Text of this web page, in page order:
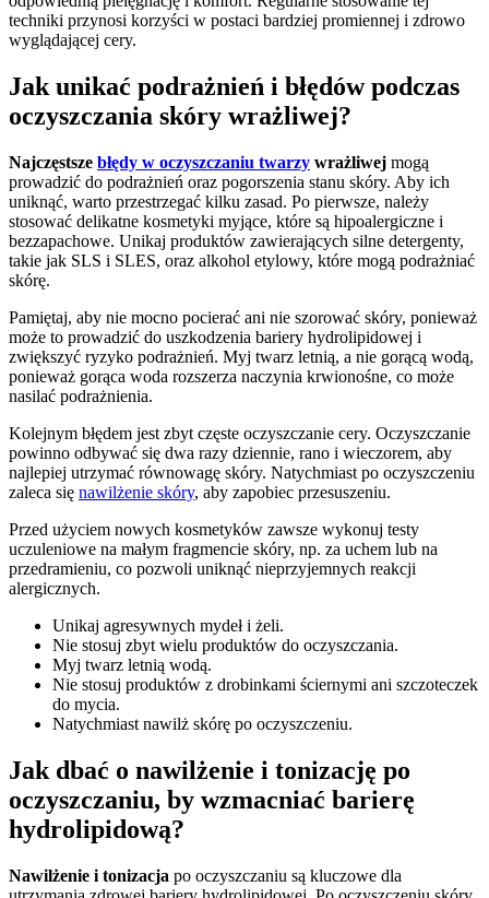
techniki przynosi korzyści w postaci bardziej promiennej i zdrowo
wyglądającej cery.
Jak unikać podrażnień i błędów podczas
oczyszczania skóry wrażliwej?
Najczęstsze błędy w oczyszczaniu twarzy wrażliwej mogą
prowadzić do podrażnień oraz pogorszenia stanu skóry. Aby ich
uniknąć, warto przestrzegać kilku zasad. Po pierwsze, należy
stosować delikatne kosmetyki myjące, które są hipoalergiczne i
bezzapachowe. Unikaj produktów zawierających silne detergenty,
takie jak SLS i SLES, oraz alkohol etylowy, które mogą podrażniać
skórę.
Pamiętaj, aby nie mocno pocierać ani nie szorować skóry, ponieważ
może to prowadzić do uszkodzenia bariery hydrolipidowej i
zwiększyć ryzyko podrażnień. Myj twarz letnią, a nie gorącą wodą,
ponieważ gorąca woda rozszerza naczynia krwionośne, co może
nasilać podrażnienia.
Kolejnym błędem jest zbyt częste oczyszczanie cery. Oczyszczanie
powinno odbywać się dwa razy dziennie, rano i wieczorem, aby
najlepiej utrzymać równowagę skóry. Natychmiast po oczyszczeniu
zaleca się nawilżenie skóry, aby zapobiec przesuszeniu.
Przed użyciem nowych kosmetyków zawsze wykonuj testy
uczuleniowe na małym fragmencie skóry, np. za uchem lub na
przedramieniu, co pozwoli uniknąć nieprzyjemnych reakcji
alergicznych.
Unikaj agresywnych mydeł i żeli.
Nie stosuj zbyt wielu produktów do oczyszczania.
Myj twarz letnią wodą.
Nie stosuj produktów z drobinkami ściernymi ani szczoteczek
do mycia.
Natychmiast nawilż skórę po oczyszczeniu.
Jak dbać o nawilżenie i tonizację po
oczyszczaniu, by wzmacniać barierę
hydrolipidową?
Nawilżenie i tonizacja po oczyszczaniu są kluczowe dla